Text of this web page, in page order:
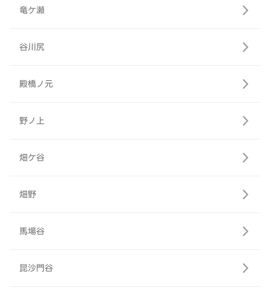
竜ケ瀬
谷川尻
殿橋ノ元
野ノ上
畑ケ谷
畑野
馬場谷
昆沙門谷